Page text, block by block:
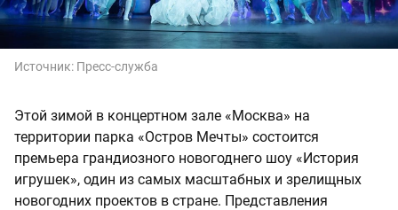
Источник: Пресс-служба
Этой зимой в концертном зале «Москва» на
территории парка «Остров Мечты» состоится
премьера грандиозного новогоднего шоу «История
игрушек», один из самых масштабных и зрелищных
новогодних проектов в стране. Представления